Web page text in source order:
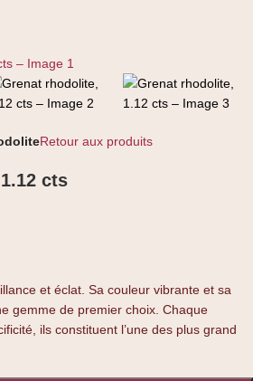
Retour aux produits
cts
et éclat. Sa couleur vibrante et sa
gemme de premier choix. Chaque
ils constituent l’une des plus grand